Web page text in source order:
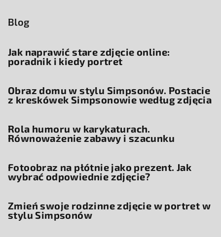
Blog
Jak naprawić stare zdjęcie online:
poradnik i kiedy portret
Obraz domu w stylu Simpsonów. Postacie
z kreskówek Simpsonowie według zdjęcia
Rola humoru w karykaturach.
Równoważenie zabawy i szacunku
Fotoobraz na płótnie jako prezent. Jak
wybrać odpowiednie zdjęcie?
Zmień swoje rodzinne zdjęcie w portret w
stylu Simpsonów